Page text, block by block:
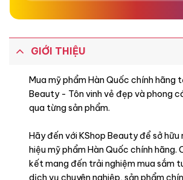
GIỚI THIỆU
Mua mỹ phẩm Hàn Quốc chính hãng
Beauty - Tôn vinh vẻ đẹp và phong
qua từng sản phẩm.
Hãy đến với KShop Beauty để sở hữu
hiệu mỹ phẩm Hàn Quốc chính hãng.
kết mang đến trải nghiệm mua sắm
dịch vụ chuyên nghiệp, sản phẩm